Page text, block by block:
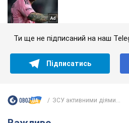
Ти ще не підписаний на наш
Підписатись
ЗСУ активними діями...